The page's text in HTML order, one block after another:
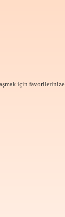
için favorilerinize